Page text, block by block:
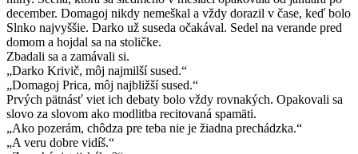
december. Domagoj nikdy nemeškal a vždy dorazil v čase, keď bolo
Slnko najvyššie. Darko už suseda očakával. Sedel na verande pred
domom a hojdal sa na stoličke.
Zbadali sa a zamávali si.
„Darko Krivič, môj najmilší sused.“
„Domagoj Prica, môj najbližší sused.“
Prvých pätnásť viet ich debaty bolo vždy rovnakých. Opakovali sa
slovo za slovom ako modlitba recitovaná spamäti.
„Ako pozerám, chôdza pre teba nie je žiadna prechádzka.“
„A veru dobre vidíš.“